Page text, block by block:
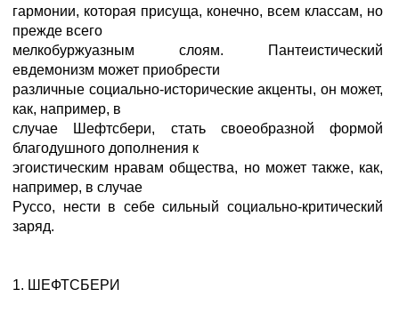
гармонии, которая присуща, конечно, всем классам, но
прежде всего
мелкобуржуазным слоям. Пантеистический
евдемонизм может приобрести
различные социально-исторические акценты, он может,
как, например, в
случае Шефтсбери, стать своеобразной формой
благодушного дополнения к
эгоистическим нравам общества, но может также, как,
например, в случае
Руссо, нести в себе сильный социально-критический
заряд.
1. ШЕФТСБЕРИ